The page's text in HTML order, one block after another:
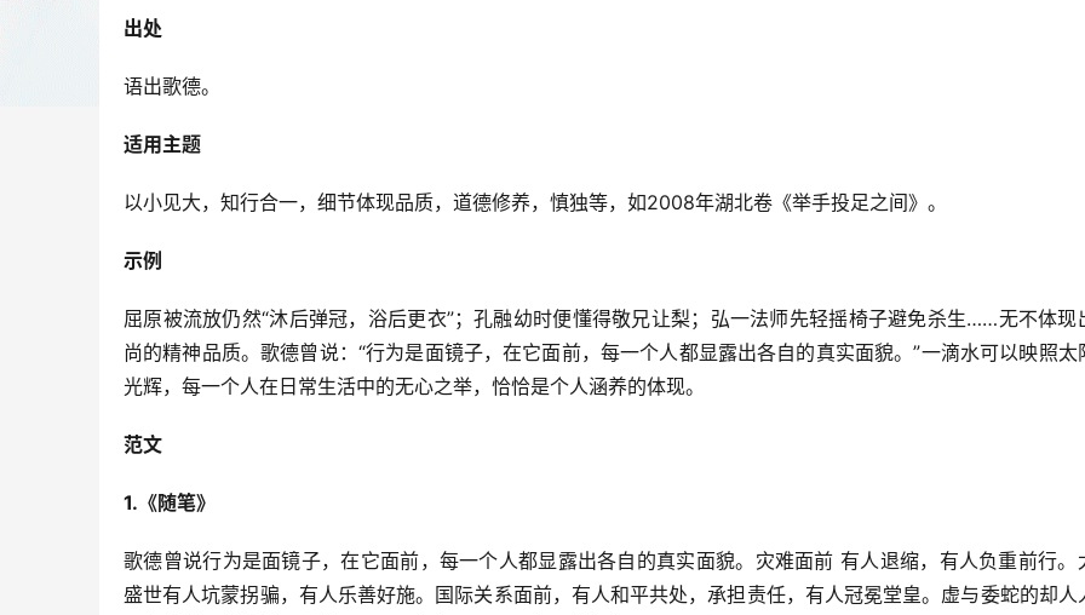
出处
语出歌德。
适用主题
以小见大，知行合一，细节体现品质，道德修养，慎独等，如2008年湖北卷《举手投足之间》。
示例
屈原被流放仍然“沐后弹冠，浴后更衣”；孔融幼时便懂得敬兄让梨；弘一法师先轻摇椅子避免杀生……无不体现
尚的精神品质。歌德曾说：“行为是面镜子，在它面前，每一个人都显露出各自的真实面貌。”一滴水可以映照太
光辉，每一个人在日常生活中的无心之举，恰恰是个人涵养的体现。
范文
1.《随笔》
歌德曾说行为是面镜子，在它面前，每一个人都显露出各自的真实面貌。灾难面前 有人退缩，有人负重前行。
盛世有人坑蒙拐骗，有人乐善好施。国际关系面前，有人和平共处，承担责任，有人冠冕堂皇。虚与委蛇的却人